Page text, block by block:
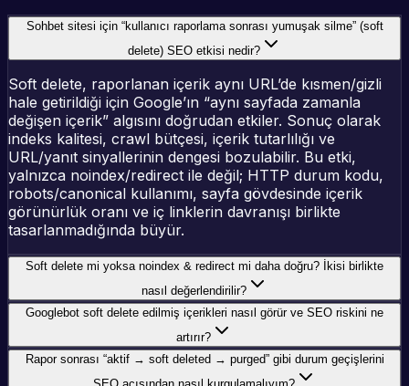
Sohbet sitesi için “kullanıcı raporlama sonrası yumuşak silme” (soft
delete) SEO etkisi nedir?
Soft delete, raporlanan içerik aynı URL’de kısmen/gizli
hale getirildiği için Google’ın “aynı sayfada zamanla
değişen içerik” algısını doğrudan etkiler. Sonuç olarak
indeks kalitesi, crawl bütçesi, içerik tutarlılığı ve
URL/yanıt sinyallerinin dengesi bozulabilir. Bu etki,
yalnızca noindex/redirect ile değil; HTTP durum kodu,
robots/canonical kullanımı, sayfa gövdesinde içerik
görünürlük oranı ve iç linklerin davranışı birlikte
tasarlanmadığında büyür.
Soft delete mi yoksa noindex & redirect mi daha doğru? İkisi birlikte
nasıl değerlendirilir?
Googlebot soft delete edilmiş içerikleri nasıl görür ve SEO riskini ne
artırır?
Rapor sonrası “aktif → soft deleted → purged” gibi durum geçişlerini